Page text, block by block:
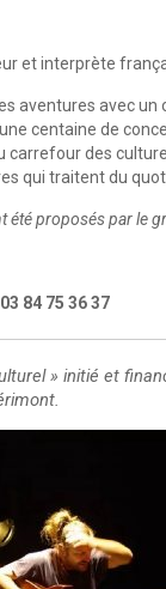
et interprète
aventures avec un
centaine de
carrefour des
qui traitent du
été proposés par le
84 75 36 37
» initié et